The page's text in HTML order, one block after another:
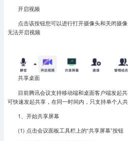
开启视频
点击该按钮您可以进行打开摄像头和关闭摄
无法开启视频
共享桌面
目前腾讯会议支持移动端和桌面客户端发起
可快速发起共享，在同一时间内，只支持单个人
1、开始共享屏幕
(1) 点击会议面板工具栏上的“共享屏幕”按钮